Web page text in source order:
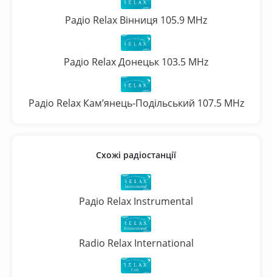
Радіо Relax Вінниця 105.9 MHz
Радіо Relax Донецьк 103.5 MHz
Радіо Relax Кам’янець-Подільський 107.5 MHz
Схожі радіостанції
Радіо Relax Instrumental
Radio Relax International